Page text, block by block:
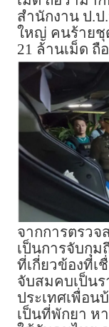
สำนักงาน ป.ป
ใหญ่ คนร้ายชุ
21 ล้านเม็ด
จากการตรว
เป็นการจับกุม
ที่เกี่ยวข้องที่เ
จับสมคบเป็น
ประเทศเพื่อน
เป็นที่พักยา ห